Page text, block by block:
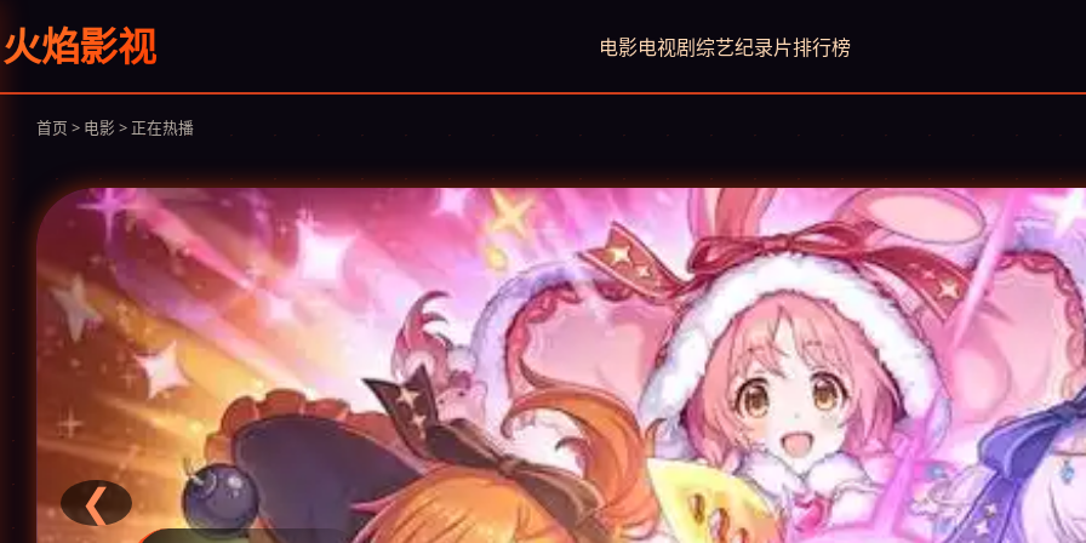
火焰影视 电影电视剧 综艺纪录片排行榜
首页 > 电影 > 正在热播
❮